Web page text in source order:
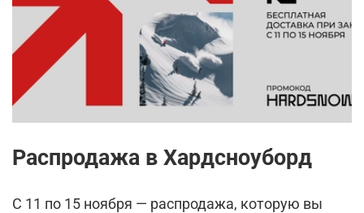
Распродажа в Хардсноуборд
С 11 по 15 ноября — распродажа, которую вы